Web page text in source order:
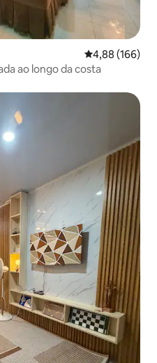
4,88 de uma
4,88 (166)
ao longo da costa